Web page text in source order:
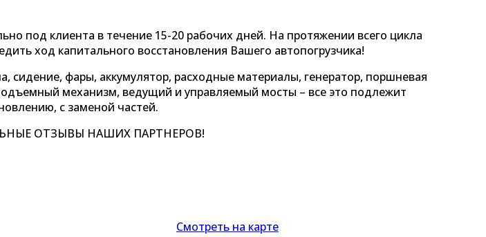
под клиента в течение 15-20 рабочих дней. На протяжении всего цикла
ход капитального восстановления Вашего автопогрузчика!
сидение, фары, аккумулятор, расходные материалы, генератор, поршневая
механизм, ведущий и управляемый мосты – все это подлежит
с заменой частей.
ОТЗЫВЫ НАШИХ ПАРТНЕРОВ!
Смотреть на карте